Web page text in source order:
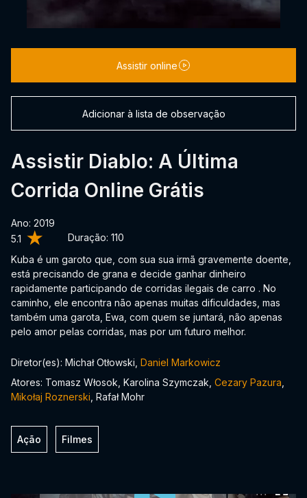
5.1 Duração: 110
Assistir Diablo: A Última
Corrida Online Grátis
Ano: 2019
Kuba é um garoto que, com sua sua irmã gravemente doente,
está precisando de grana e decide ganhar dinheiro
rapidamente participando de corridas ilegais de carro . No
caminho, ele encontra não apenas muitas dificuldades, mas
também uma garota, Ewa, com quem se juntará, não apenas
pelo amor pelas corridas, mas por um futuro melhor.
Assistir online
Adicionar à lista de observação
Diretor(es): Michał Otłowski, Daniel Markowicz
Atores: Tomasz Włosok, Karolina Szymczak, Cezary Pazura
Mikołaj Roznerski , Rafał Mohr
Ação Filmes